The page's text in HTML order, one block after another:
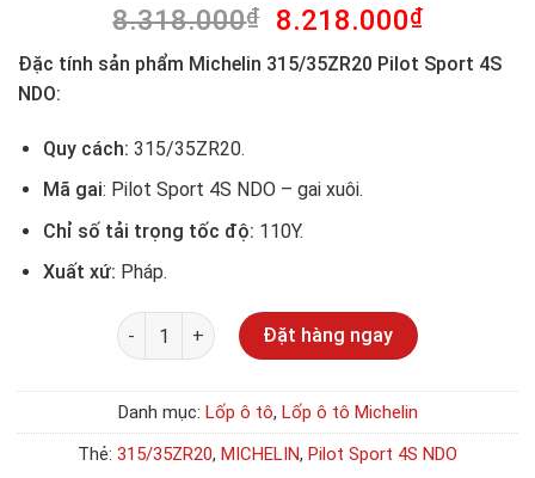
8.318.000₫
Giá
gốc
là:
8.218.000₫Giá
hiện
tại
Đặc tính sản phẩm Michelin 315/35ZR20 Pilot Sport 4S
NDO:
Quy cách: 315/35ZR20.
Mã gai: Pilot Sport 4S NDO – gai xuôi.
Chỉ số tải trọng tốc độ: 110Y.
Xuất xứ: Pháp.
Số lượng Đặt hàng ngay
Danh mục: Lốp ô tô, Lốp ô tô Michelin
Thẻ: 315/35ZR20, MICHELIN, Pilot Sport 4S NDO